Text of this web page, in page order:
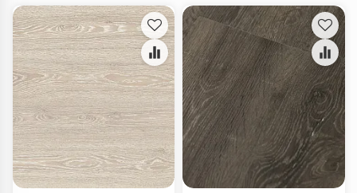
Инженерная доска
Паркетная доска
Террасная доска
Пробковое покрытие
Ковровая плитка